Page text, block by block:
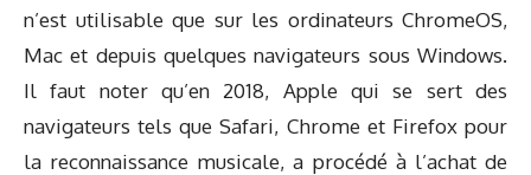
n’est utilisable que sur les ordinateurs ChromeOS,
Mac et depuis quelques navigateurs sous Windows.
Il faut noter qu’en 2018, Apple qui se sert des
navigateurs tels que Safari, Chrome et Firefox pour
la reconnaissance musicale, a procédé à l’achat de